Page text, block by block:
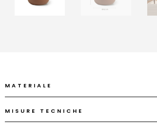
MATERIALE
MISURE TECNICHE